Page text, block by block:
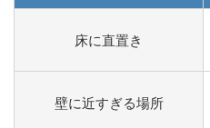
床に直置き
壁に近すぎる場所